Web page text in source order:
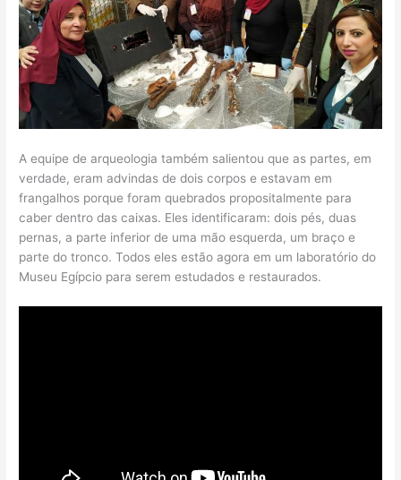
A equipe de arqueologia também salientou que as partes, em
verdade, eram advindas de dois corpos e estavam em
frangalhos porque foram quebrados propositalmente para
caber dentro das caixas. Eles identificaram: dois pés, duas
pernas, a parte inferior de uma mão esquerda, um braço e
parte do tronco. Todos eles estão agora em um laboratório do
Museu Egípcio para serem estudados e restaurados.